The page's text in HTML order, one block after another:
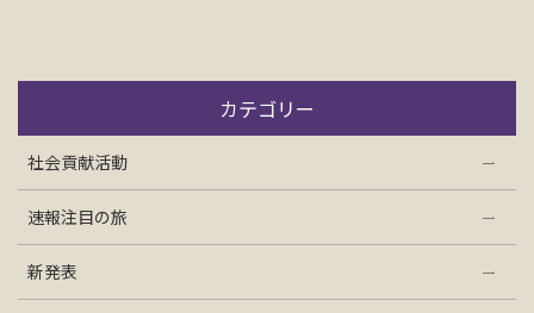
会社情報
カテゴリー
社会貢献活動
速報注目の旅
新発表